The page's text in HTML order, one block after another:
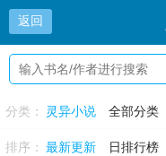
返回
分类： 全部分类
灵异小说
排序： 日排行榜
最新更新